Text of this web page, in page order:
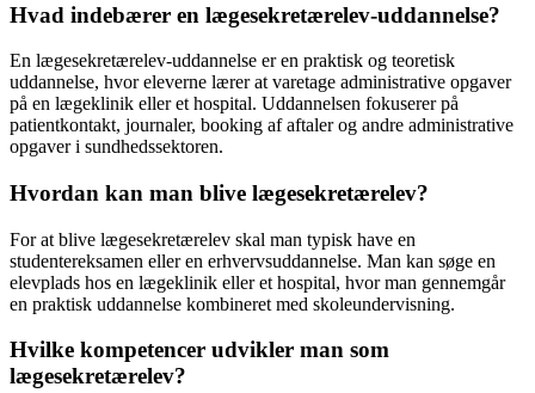
Hvad indebærer en lægesekretærelev-uddannelse?
En lægesekretærelev-uddannelse er en praktisk og teoretisk
uddannelse, hvor eleverne lærer at varetage administrative opgaver
på en lægeklinik eller et hospital. Uddannelsen fokuserer på
patientkontakt, journaler, booking af aftaler og andre administrative
opgaver i sundhedssektoren.
Hvordan kan man blive lægesekretærelev?
For at blive lægesekretærelev skal man typisk have en
studentereksamen eller en erhvervsuddannelse. Man kan søge en
elevplads hos en lægeklinik eller et hospital, hvor man gennemgår
en praktisk uddannelse kombineret med skoleundervisning.
Hvilke kompetencer udvikler man som
lægesekretærelev?